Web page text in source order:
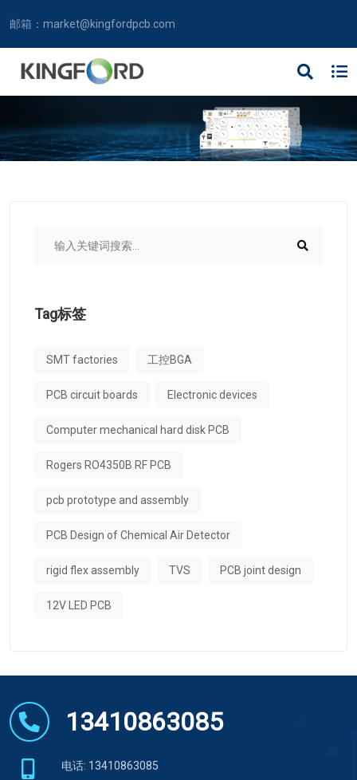
邮箱： market@kingfordpcb.com
Tag标签
SMT factories 工控BGA
PCB circuit boards Electronic devices
Computer mechanical hard disk PCB
Rogers RO4350B RF PCB
pcb prototype and assembly
PCB Design of Chemical Air Detector
rigid flex assembly TVS PCB joint design
12V LED PCB
13410863085
电话: 13410863085